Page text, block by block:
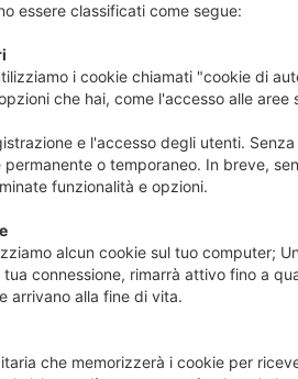
essere classificati come segue:
i cookie chiamati "cookie di
che hai, come l'accesso alle aree
e l'accesso degli utenti.
o temporaneo. In breve,
funzionalità e opzioni.
alcun cookie sul tuo computer;
connessione, rimarrà attivo fino a
arrivano alla fine di vita.
che memorizzerà i cookie per